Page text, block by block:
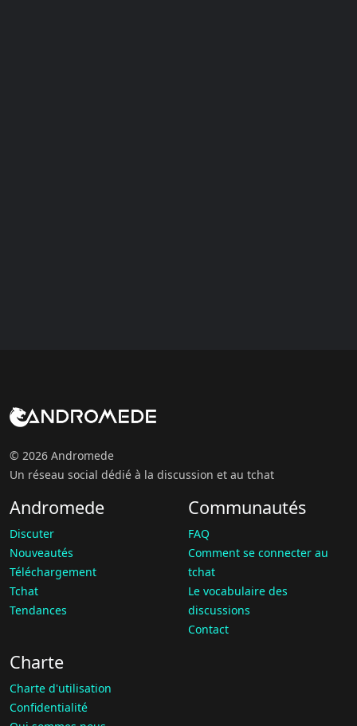
© 2026 Andromede
Un réseau social dédié à la discussion et au tchat
Andromede
Discuter
Nouveautés
Téléchargement
Tchat
Tendances
Communautés
FAQ
Comment se connecter au
tchat
Le vocabulaire des
discussions
Contact
Charte
Charte d'utilisation
Confidentialité